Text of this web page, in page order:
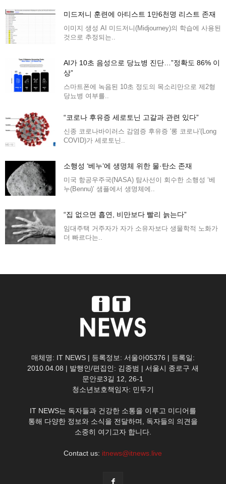
미드저니 훈련에 아티스트 1만6천명 리스트 존재
이미지 생성 AI 미드저니(Midjourney)의 학습에 사용된
것으로 추정되는..
AI가 10초 음성으로 당뇨병 진단…”정확도 86% 이
상”
스마트폰에 녹음된 10초 정도의 목소리만으로 제2형
당뇨병 여부를..
“코로나 후유증 세로토닌 고갈과 관련 있다”
신종 코로나바이러스 감염증 후유증 '롱 코로나'(Long
COVID)가 세로토닌..
소행성 ‘베누’에 생명체 위한 물·탄소 존재
미국 항공우주국(NASA) 탐사선이 회수한 소행성 ‘베
누(Bennu)’ 샘플에서 생명체에..
“집 없으면 흡연, 비만보다 빨리 늙는다”
임대주택 거주자가 자가 소유자보다 생물학적 노화가
더 빠르다는..
매체명: IT NEWS | 등록정보: 서울아05376 | 등록일:
2010.04.08 | 발행인/편집인: 김종범 | 서울시 종로구 새
문안로3길 12, 26-1
청소년보호책임자: 민두기
IT NEWS는 독자들과 건강한 소통을 이루고 미디어를
통해 다양한 정보와 소식을 전달하며, 독자들의 의견을
소중히 여기고자 합니다.
Contact us: itnews@itnews.live